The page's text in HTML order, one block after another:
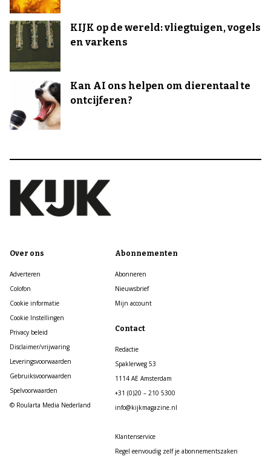
KIJK op de wereld: vliegtuigen, vogels
en varkens
Kan AI ons helpen om dierentaal te
ontcijferen?
Over ons
Adverteren
Colofon
Cookie informatie
Cookie Instellingen
Privacy beleid
Disclaimer/vrijwaring
Leveringsvoorwaarden
Gebruiksvoorwaarden
Spelvoorwaarden
© Roularta Media Nederland
Abonnementen
Abonneren
Nieuwsbrief
Mijn account
Contact
Redactie
Spaklerweg 53
1114 AE Amsterdam
+31 (0)20 – 210 5300
info@kijkmagazine.nl
Klantenservice
Regel eenvoudig zelf je abonnementszaken